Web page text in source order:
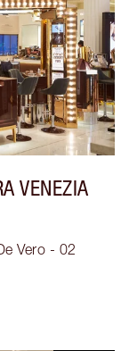
VENEZIA
Vero - 02